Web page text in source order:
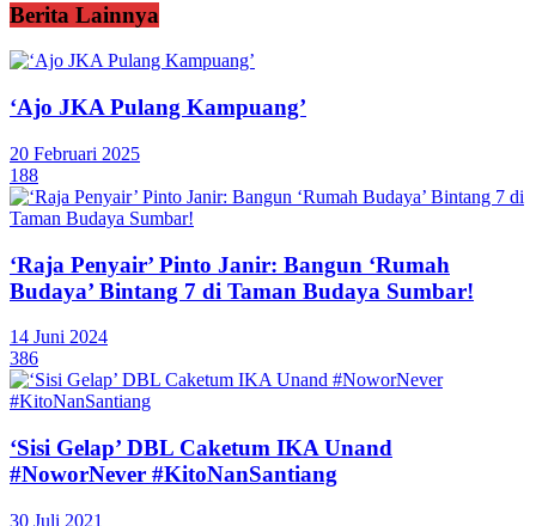
Berita Lainnya
‘Ajo JKA Pulang Kampuang’
20 Februari 2025
188
‘Raja Penyair’ Pinto Janir: Bangun ‘Rumah
Budaya’ Bintang 7 di Taman Budaya Sumbar!
14 Juni 2024
386
‘Sisi Gelap’ DBL Caketum IKA Unand
#NoworNever #KitoNanSantiang
30 Juli 2021